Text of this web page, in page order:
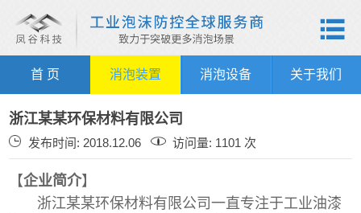

首 页 消泡装置 消泡设备 关于我们
浙江某某环保材料有限公司
发布时间: 2018.12.06 访问量: 1101 次
【企业简介】
浙江某某环保材料有限公司一直专注于工业油漆